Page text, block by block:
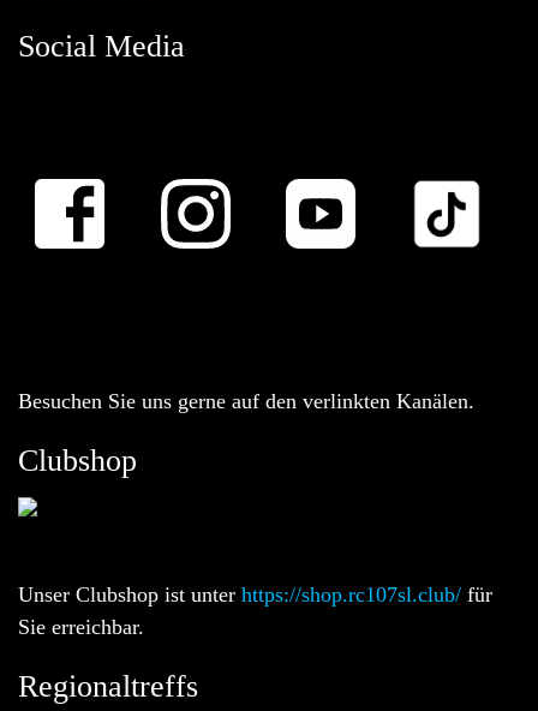
Social Media
Besuchen Sie uns gerne auf den verlinkten Kanälen.
Clubshop
Unser Clubshop ist unter https://shop.rc107sl.club/ für
Sie erreichbar.
Regionaltreffs